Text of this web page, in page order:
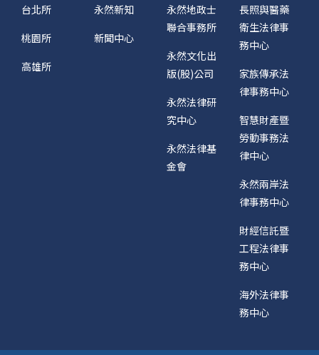
台北所
桃園所
高雄所
永然新知
新聞中心
永然地政士
聯合事務所
永然文化出
版(股)公司
永然法律研
究中心
永然法律基
金會
長照與醫藥
衛生法律事
務中心
家族傳承法
律事務中心
智慧財產暨
勞動事務法
律中心
永然兩岸法
律事務中心
財經信託暨
工程法律事
務中心
海外法律事
務中心